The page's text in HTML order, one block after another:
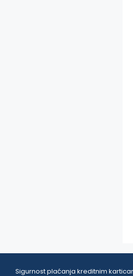
Sigurnost plaćanja kreditnim